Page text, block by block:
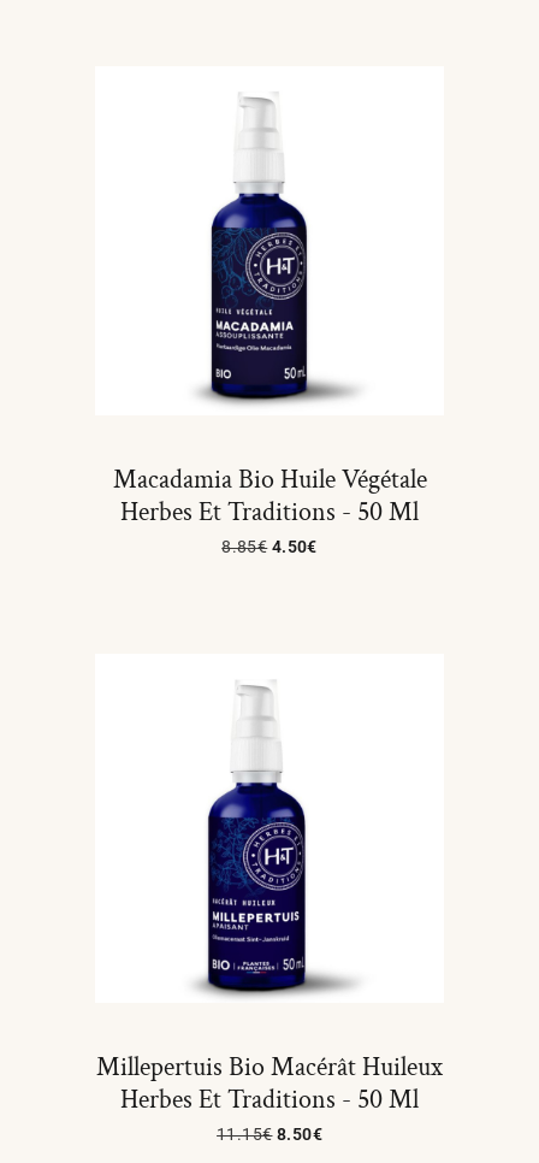
Macadamia Bio Huile Végétale
Herbes Et Traditions - 50 Ml
8.85€ 4.50€
Millepertuis Bio Macérât Huileux
Herbes Et Traditions - 50 Ml
11.15€ 8.50€